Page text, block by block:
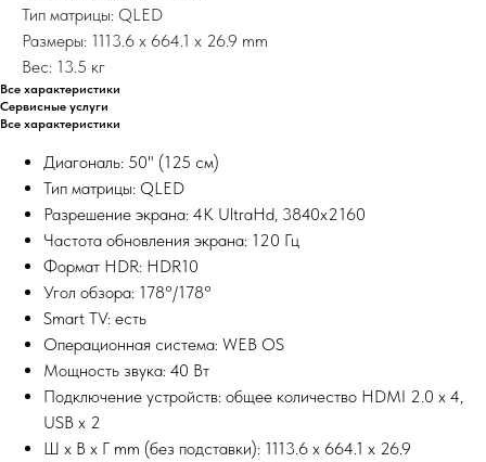
Тип матрицы: QLED
Размеры: 1113.6 x 664.1 x 26.9 mm
Вес: 13.5 кг
Все характеристики
Сервисные услуги
Все характеристики
Диагональ: 50" (125 см)
Тип матрицы: QLED
Разрешение экрана: 4K UltraHd, 3840х2160
Частота обновления экрана: 120 Гц
Формат HDR: HDR10
Угол обзора: 178°/178°
Smart TV: есть
Операционная система: WEB OS
Мощность звука: 40 Вт
Подключение устройств: общее количество HDMI 2.0 x 4,
USB x 2
Ш x В x Г mm (без подставки): 1113.6 x 664.1 x 26.9